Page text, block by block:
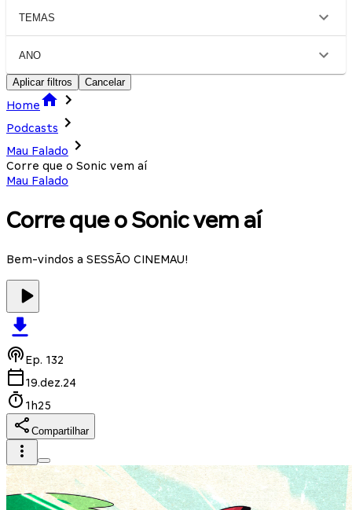
TEMAS
ANO
Aplicar filtros Cancelar
Home
Podcasts
Mau Falado
Corre que o Sonic vem aí
Mau Falado
Corre que o Sonic vem aí
Bem-vindos a SESSÃO CINEMAU!
Ep. 132
19.dez.24
1h25
Compartilhar